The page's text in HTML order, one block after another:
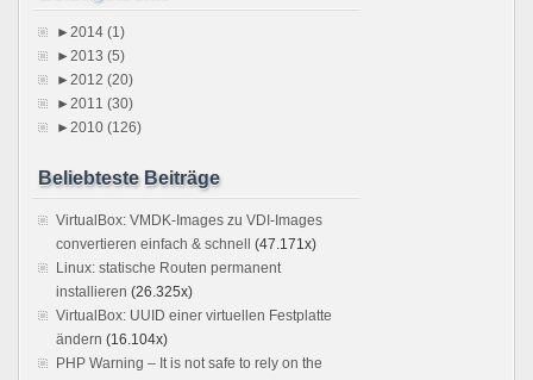
► 2014 (1)
► 2013 (5)
► 2012 (20)
► 2011 (30)
► 2010 (126)
Beliebteste Beiträge
VirtualBox: VMDK-Images zu VDI-Images
convertieren einfach & schnell (47.171x)
Linux: statische Routen permanent
installieren (26.325x)
VirtualBox: UUID einer virtuellen Festplatte
ändern (16.104x)
PHP Warning – It is not safe to rely on the